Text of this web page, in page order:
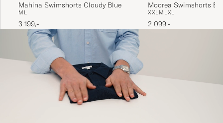
Mahina Swimshorts Cloudy Blue
M L
3 199,-
Moorea Swimshorts
XXLM LXL
2 099,-